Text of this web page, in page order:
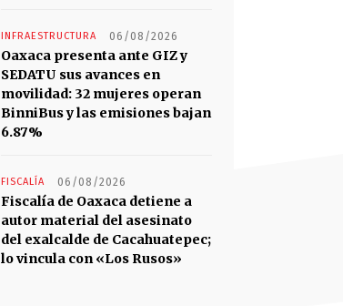
INFRAESTRUCTURA 06/08/2026
Oaxaca presenta ante GIZ y
SEDATU sus avances en
movilidad: 32 mujeres operan
BinniBus y las emisiones bajan
6.87%
FISCALÍA 06/08/2026
Fiscalía de Oaxaca detiene a
autor material del asesinato
del exalcalde de Cacahuatepec;
lo vincula con «Los Rusos»